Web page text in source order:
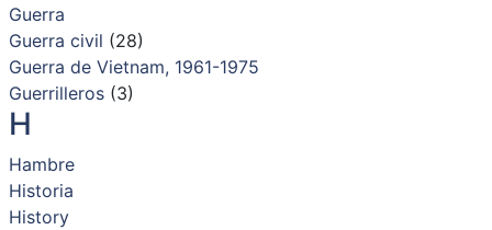
Guerra
Guerra civil (28)
Guerra de Vietnam, 1961-1975
Guerrilleros(3)
H
Hambre
Historia
History